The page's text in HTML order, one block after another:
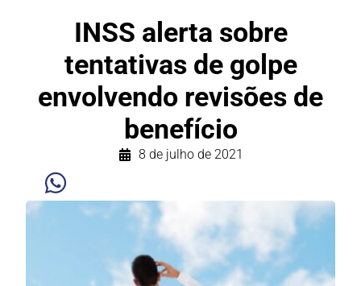
INSS alerta sobre
tentativas de golpe
envolvendo revisões de
benefício
8 de julho de 2021